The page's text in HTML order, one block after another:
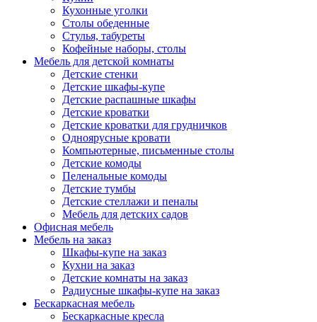
Кухонные уголки
Столы обеденные
Стулья, табуреты
Кофейные наборы, столы
Мебель для детской комнаты
Детские стенки
Детские шкафы-купе
Детские распашные шкафы
Детские кроватки
Детские кроватки для грудничков
Одноярусные кровати
Компьютерные, письменные столы
Детские комоды
Пеленальные комоды
Детские тумбы
Детские стеллажи и пеналы
Мебель для детских садов
Офисная мебель
Мебель на заказ
Шкафы-купе на заказ
Кухни на заказ
Детские комнаты на заказ
Радиусные шкафы-купе на заказ
Бескаркасная мебель
Бескаркасные кресла